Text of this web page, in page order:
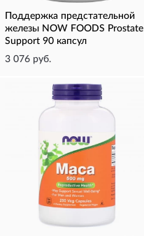
Поддержка предстательной
железы NOW FOODS Prostate
Support 90 капсул
3 076 руб.